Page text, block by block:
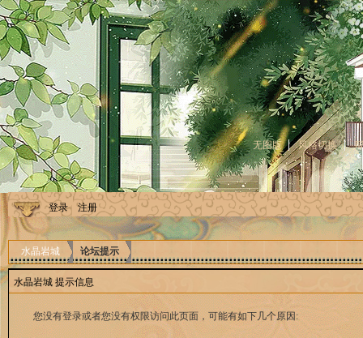
无图版 风格切换
登录 注册
水晶岩城 论坛提示
水晶岩城 提示信息
您没有登录或者您没有权限访问此页面，可能有如下几个原因: